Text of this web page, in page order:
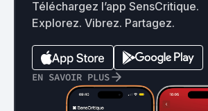
Téléchargez l’app SensCritique.
Explorez. Vibrez. Partagez.
EN SAVOIR PLUS